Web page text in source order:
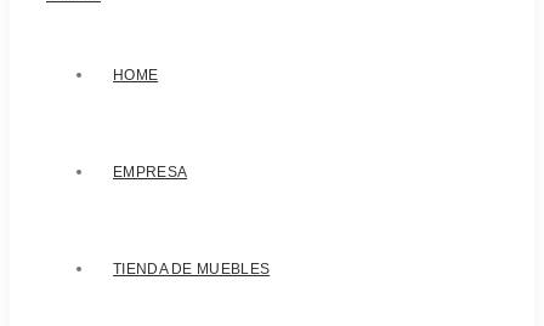
HOME
EMPRESA
TIENDA DE MUEBLES